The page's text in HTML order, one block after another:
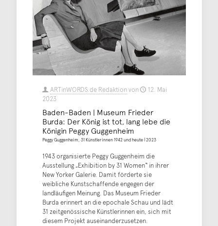
ARTinWORDS.de Redaktionvon
12. Mai
2023
Baden-Baden | Museum Frieder
Burda: Der König ist tot, lang lebe die
Königin Peggy Guggenheim
Peggy Guggenheim, 31 Künstlerinnen 1942 und heute | 2023
1943 organisierte Peggy Guggenheim die
Ausstellung „Exhibition by 31 Women“ in ihrer
New Yorker Galerie. Damit förderte sie
weibliche Kunstschaffende engegen der
landläufigen Meinung. Das Museum Frieder
Burda erinnert an die epochale Schau und lädt
31 zeitgenössische Künstlerinnen ein, sich mit
diesem Projekt auseinanderzusetzen.